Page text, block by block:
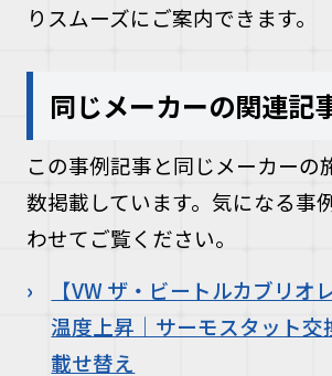
りスムーズにご案内できます。
同じメーカーの関連記
この事例記事と同じメーカーの
数掲載しています。気になる事
わせてご覧ください。
【VW ザ・ビートルカブリオ
温度上昇｜サーモスタット交
載せ替え